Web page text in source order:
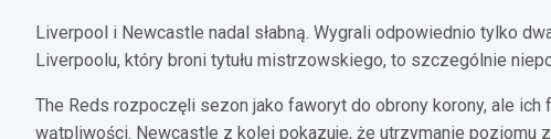
Liverpool i Newcastle nadal słabną. Wygrali odpowiednio tylko
Liverpoolu, który broni tytułu mistrzowskiego, to szczególnie
The Reds rozpoczęli sezon jako faworyt do obrony korony, ale
wątpliwości. Newcastle z kolei pokazuje, że utrzymanie poziomu